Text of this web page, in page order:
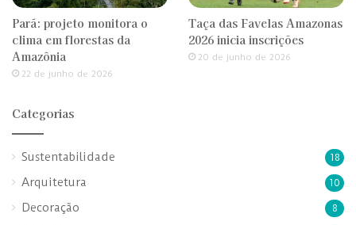
Pará: projeto monitora o
clima em florestas da
Amazônia
22 de junho de 2026
Taça das Favelas Amazonas
2026 inicia inscrições
20 de junho de 2026
Categorias
Sustentabilidade 18
Arquitetura 10
Decoração 8